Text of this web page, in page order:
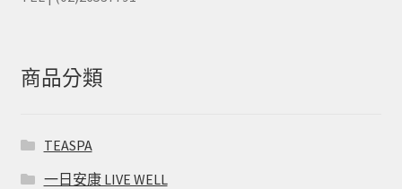
商品分類
TEASPA
一日安康 LIVE WELL